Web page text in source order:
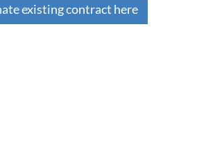
existing contract here